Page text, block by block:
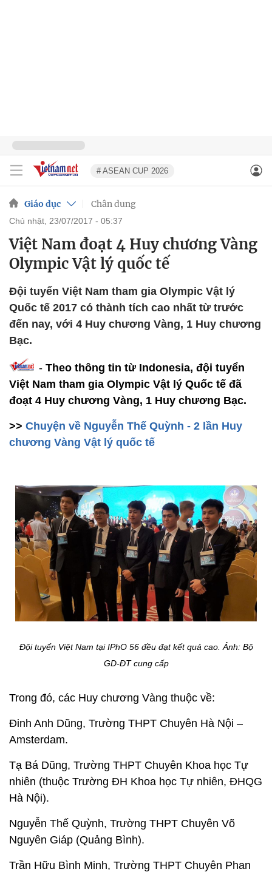
# ASEAN CUP 2026
Giáo dục Chân dung
chủ nhật, 23/07/2017 - 05:37
Việt Nam đoạt 4 Huy chương Vàng
Olympic Vật lý quốc tế
Đội tuyển Việt Nam tham gia Olympic Vật lý
Quốc tế 2017 có thành tích cao nhất từ trước
đến nay, với 4 Huy chương Vàng, 1 Huy chương
Bạc.
- Theo thông tin từ Indonesia, đội tuyển
Việt Nam tham gia Olympic Vật lý Quốc tế đã
đoạt 4 Huy chương Vàng, 1 Huy chương Bạc.
>> Chuyện về Nguyễn Thế Quỳnh - 2 lần Huy
chương Vàng Vật lý quốc tế
Đội tuyển Việt Nam tại IPhO 56 đều đạt kết quả cao. Ảnh: Bộ
GD-ĐT cung cấp
Trong đó, các Huy chương Vàng thuộc về:
Đinh Anh Dũng, Trường THPT Chuyên Hà Nội –
Amsterdam.
Tạ Bá Dũng, Trường THPT Chuyên Khoa học Tự
nhiên (thuộc Trường ĐH Khoa học Tự nhiên, ĐHQG
Hà Nội).
Nguyễn Thế Quỳnh, Trường THPT Chuyên Võ
Nguyên Giáp (Quảng Bình).
Trần Hữu Bình Minh, Trường THPT Chuyên Phan